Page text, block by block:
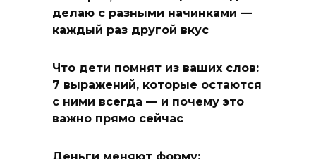
делаю с разными начинками —
каждый раз другой вкус
Что дети помнят из ваших слов:
7 выражений, которые остаются
с ними всегда — и почему это
важно прямо сейчас